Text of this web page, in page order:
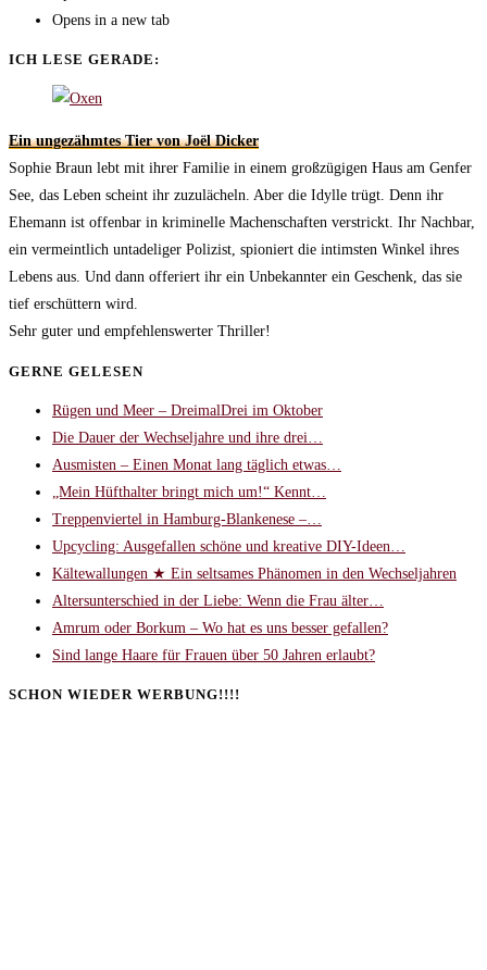
Opens in a new tab
ICH LESE GERADE:
Ein ungezähmtes Tier von Joël Dicker
Sophie Braun lebt mit ihrer Familie in einem großzügigen Haus am Genfer
See, das Leben scheint ihr zuzulächeln. Aber die Idylle trügt. Denn ihr
Ehemann ist offenbar in kriminelle Machenschaften verstrickt. Ihr Nachbar,
ein vermeintlich untadeliger Polizist, spioniert die intimsten Winkel ihres
Lebens aus. Und dann offeriert ihr ein Unbekannter ein Geschenk, das sie
tief erschüttern wird.
Sehr guter und empfehlenswerter Thriller!
GERNE GELESEN
Rügen und Meer – DreimalDrei im Oktober
Die Dauer der Wechseljahre und ihre drei…
Ausmisten – Einen Monat lang täglich etwas…
„Mein Hüfthalter bringt mich um!“ Kennt…
Treppenviertel in Hamburg-Blankenese –…
Upcycling: Ausgefallen schöne und kreative DIY-Ideen…
Kältewallungen ★ Ein seltsames Phänomen in den Wechseljahren
Altersunterschied in der Liebe: Wenn die Frau älter…
Amrum oder Borkum – Wo hat es uns besser gefallen?
Sind lange Haare für Frauen über 50 Jahren erlaubt?
SCHON WIEDER WERBUNG!!!!